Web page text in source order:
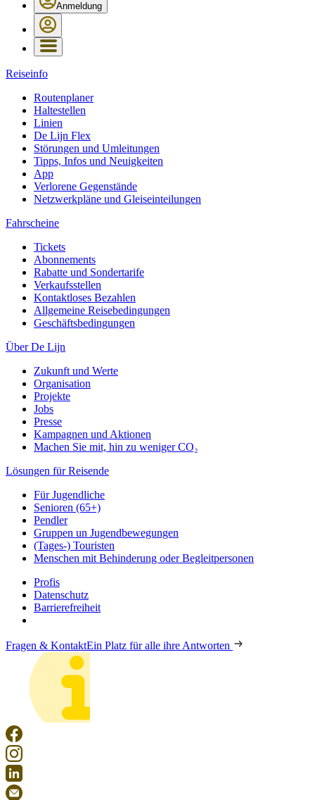
Anmeldung
Reiseinfo
Routenplaner
Haltestellen
Linien
De Lijn Flex
Störungen und Umleitungen
Tipps, Infos und Neuigkeiten
App
Verlorene Gegenstände
Netzwerkpläne und Gleiseinteilungen
Fahrscheine
Tickets
Abonnements
Rabatte und Sondertarife
Verkaufsstellen
Kontaktloses Bezahlen
Allgemeine Reisebedingungen
Geschäftsbedingungen
Über De Lijn
Zukunft und Werte
Organisation
Projekte
Jobs
Presse
Kampagnen und Aktionen
Machen Sie mit, hin zu weniger CO₂
Lösungen für Reisende
Für Jugendliche
Senioren (65+)
Pendler
Gruppen un Jugendbewegungen
(Tages-) Touristen
Menschen mit Behinderung oder Begleitpersonen
Profis
Datenschutz
Barrierefreiheit
Fragen & KontaktEin Platz für alle ihre Antworten